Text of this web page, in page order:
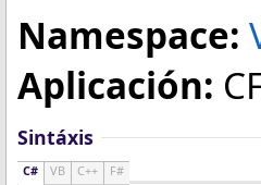
Namespace:
Aplicación:
Sintáxis
C# VB C++ F#